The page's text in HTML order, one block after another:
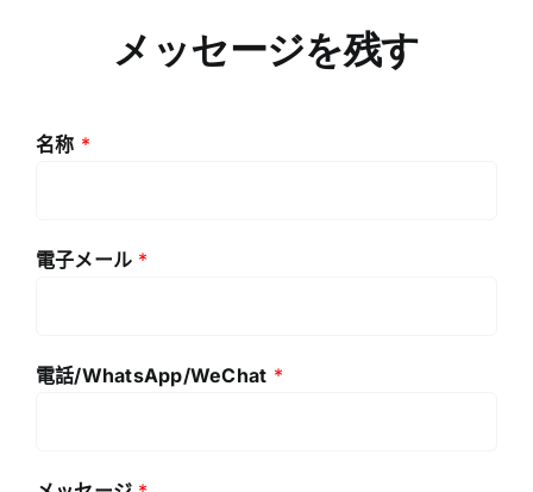
メッセージを残す
名称 *
電子メール *
電話/WhatsApp/WeChat *